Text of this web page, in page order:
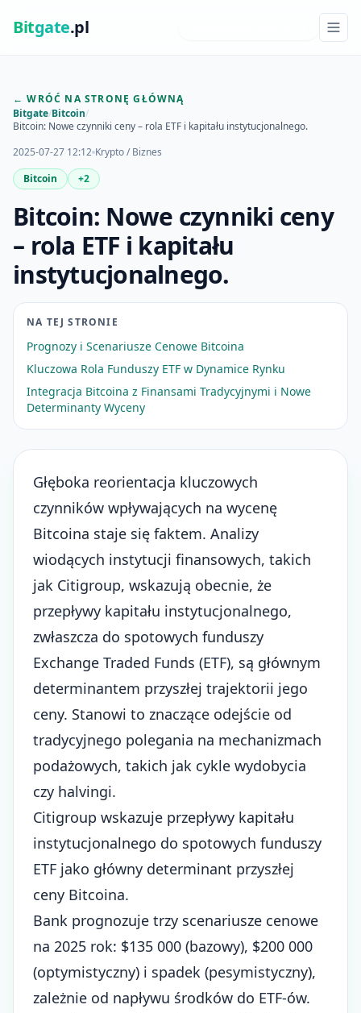
Bitgate.pl
← WRÓĆ NA STRONĘ GŁÓWNĄ
Bitgate/Bitcoin/
Bitcoin: Nowe czynniki ceny – rola ETF i kapitału instytucjonalnego.
2025-07-27 12:12 Krypto / Biznes
Bitcoin
+2
Bitcoin: Nowe czynniki ceny
– rola ETF i kapitału
instytucjonalnego.
NA TEJ STRONIE
Prognozy i Scenariusze Cenowe Bitcoina
Kluczowa Rola Funduszy ETF w Dynamice Rynku
Integracja Bitcoina z Finansami Tradycyjnymi i Nowe
Determinanty Wyceny
Głęboka reorientacja kluczowych
czynników wpływających na wycenę
Bitcoina staje się faktem. Analizy
wiodących instytucji finansowych, takich
jak Citigroup, wskazują obecnie, że
przepływy kapitału instytucjonalnego,
zwłaszcza do spotowych funduszy
Exchange Traded Funds (ETF), są głównym
determinantem przyszłej trajektorii jego
ceny. Stanowi to znaczące odejście od
tradycyjnego polegania na mechanizmach
podażowych, takich jak cykle wydobycia
czy halvingi.
Citigroup wskazuje przepływy kapitału
instytucjonalnego do spotowych funduszy
ETF jako główny determinant przyszłej
ceny Bitcoina.
Bank prognozuje trzy scenariusze cenowe
na 2025 rok: $135 000 (bazowy), $200 000
(optymistyczny) i spadek (pesymistyczny),
zależnie od napływu środków do ETF-ów.